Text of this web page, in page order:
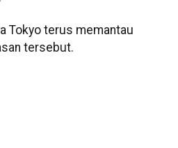
Tokyo terus memantau
tersebut.